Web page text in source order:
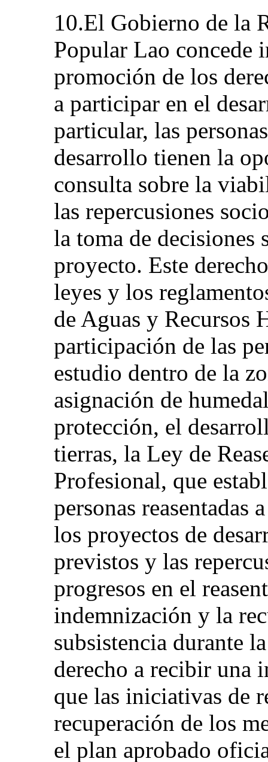
10.El Gobierno de la
Popular Lao concede
promoción de los
a participar en el
particular, las
desarrollo tienen la
consulta sobre la
las repercusiones
la toma de decisiones
proyecto. Este
leyes y los
de Aguas y Recursos
participación de las
estudio dentro de la
asignación de
protección, el
tierras, la Ley de
Profesional, que
personas
los proyectos de
previstos y las
progresos en el
indemnización y la
subsistencia durante
derecho a recibir una
que las iniciativas de
recuperación de los
el plan aprobado